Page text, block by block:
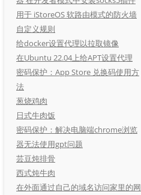
用于 iStoreOS 软路由模式的防火墙
自定义规则
给docker设置代理以拉取镜像
在Ubuntu 22.04上给APT设置代理
密码保护：App Store 兑换码使用方
法
葱烧鸡肉
日式牛肉饭
密码保护：解决电脑端chrome浏览
器无法使用gpt问题
芸豆炖排骨
西式炖牛肉
在外面通过自己的域名访问家里的网